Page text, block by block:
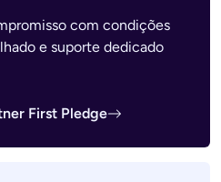
com condições
e suporte dedicado
First Pledge